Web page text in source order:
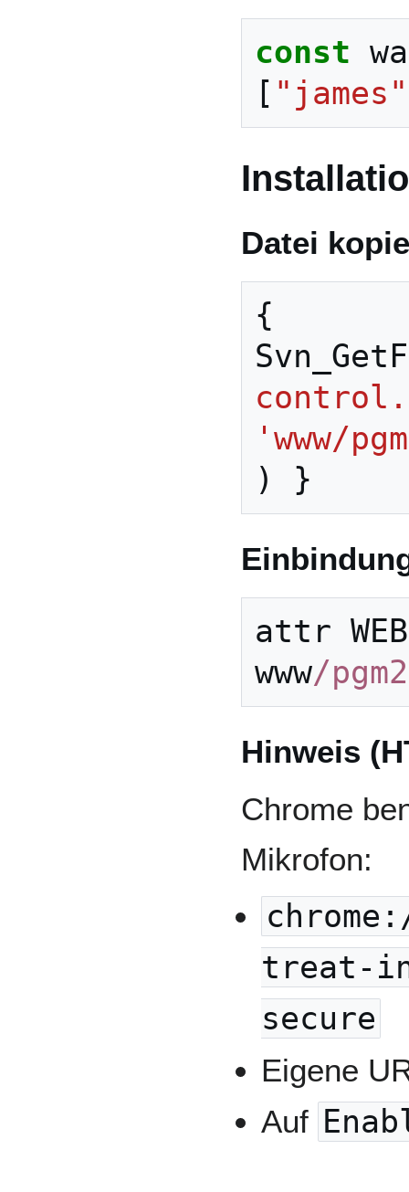
const
[ "james"
Datei
{
'www/
)
}
attr
www/
Hinweis
Chrome
Mikrofon:
treat-
secure
Eigene
Auf